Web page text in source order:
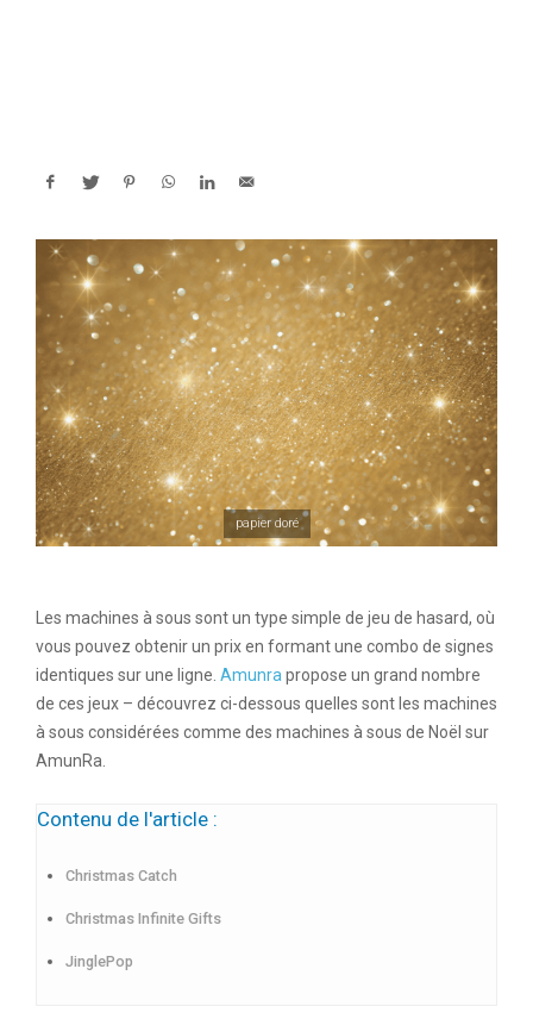
papier doré
Les machines à sous sont un type simple de jeu de hasard, où
vous pouvez obtenir un prix en formant une combo de signes
identiques sur une ligne. Amunra propose un grand nombre
de ces jeux – découvrez ci-dessous quelles sont les machines
à sous considérées comme des machines à sous de Noël sur
AmunRa
Contenu de l'article :
Christmas Catch
Christmas Infinite Gifts
JinglePop